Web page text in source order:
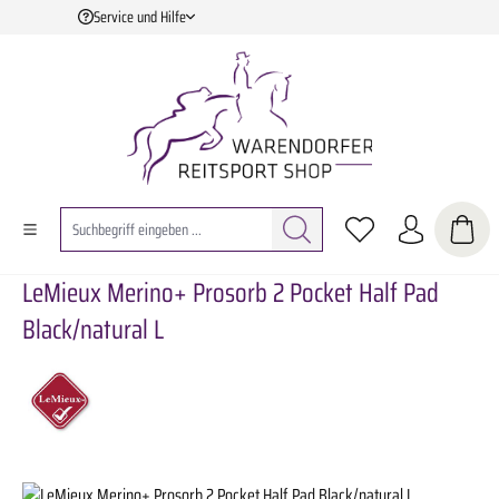
Zum Hauptinhalt springen
Service und Hilfe
LeMieux Merino+ Prosorb 2 Pocket Half Pad
Black/natural L